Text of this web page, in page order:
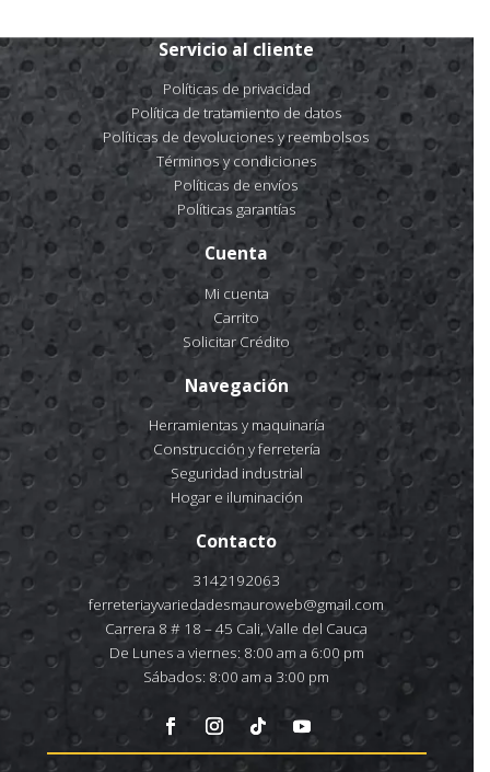
Servicio al cliente
Políticas de privacidad
Política de tratamiento de datos
Políticas de devoluciones y reembolsos
Términos y condiciones
Políticas de envíos
Políticas garantías
Cuenta
Mi cuenta
Carrito
Solicitar Crédito
Navegación
Herramientas y maquinaría
Construcción y ferretería
Seguridad industrial
Hogar e iluminación
Contacto
3142192063
ferreteriayvariedadesmauroweb@gmail.com
Carrera 8 # 18 – 45 Cali, Valle del Cauca
De Lunes a viernes: 8:00 am a 6:00 pm
Sábados: 8:00 am a 3:00 pm